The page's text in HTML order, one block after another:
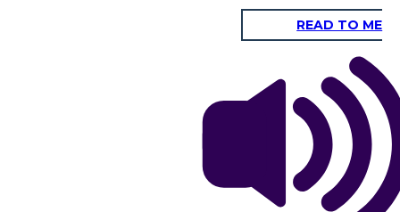
Hari siya ng Ozi at Ungwana sa Tana Delta at
READ TO ME